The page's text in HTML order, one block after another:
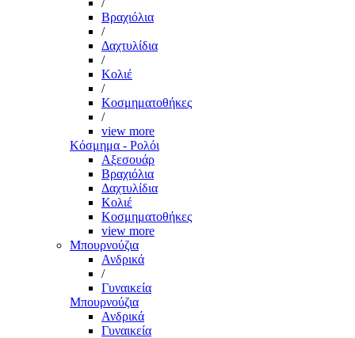
/
Βραχιόλια
/
Δαχτυλίδια
/
Κολιέ
/
Κοσμηματοθήκες
/
view more
Κόσμημα - Ρολόι
Αξεσουάρ
Βραχιόλια
Δαχτυλίδια
Κολιέ
Κοσμηματοθήκες
view more
Μπουρνούζια
Ανδρικά
/
Γυναικεία
Μπουρνούζια
Ανδρικά
Γυναικεία